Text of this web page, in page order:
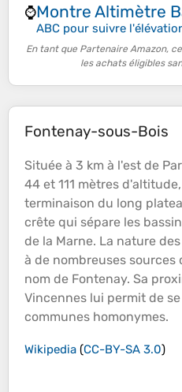
⌚Montre Altimètre
ABC pour suivre
En tant que Partenaire Amazon,
les achats éligibles
Fontenay-sous-Bois
Située à 3 km à l'est de
44 et 111 mètres d'altitude
terminaison du long
crête qui sépare les
de la Marne. La nature
à de nombreuses
nom de Fontenay. Sa
Vincennes lui permit de
communes homonymes.
Wikipedia (CC-BY-SA 3.0)